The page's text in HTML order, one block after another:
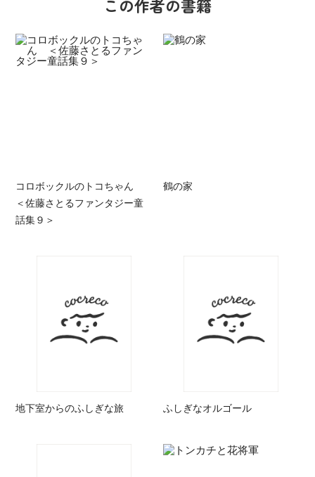
この作者の書籍
コロボックルのトコちゃん
＜佐藤さとるファンタジー童
話集９＞
鶴の家
地下室からのふしぎな旅 ふしぎなオルゴール